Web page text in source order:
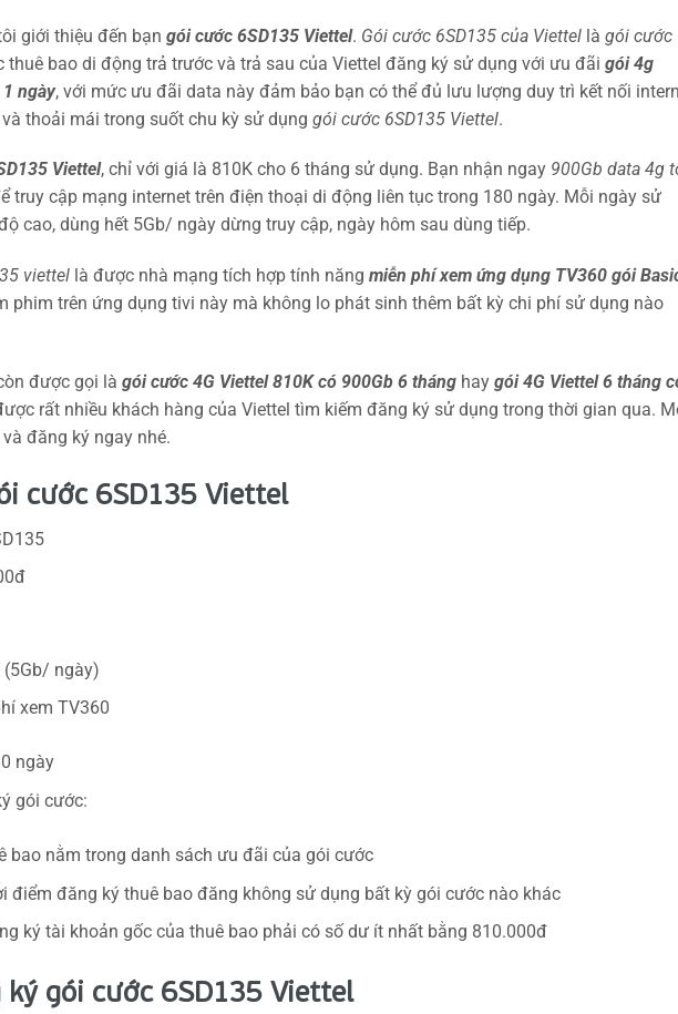
giới thiệu đến bạn gói cước 6SD135 Viettel. Gói cước 6SD135 của Viettel là gói cước
thuê bao di động trả trước và trả sau của Viettel đăng ký sử dụng với ưu đãi gói 4g
ngày, với mức ưu đãi data này đảm bảo bạn có thể đủ lưu lượng duy trì kết nối
thoải mái trong suốt chu kỳ sử dụng gói cước 6SD135 Viettel.
Viettel, chỉ với giá là 810K cho 6 tháng sử dụng. Bạn nhận ngay 900Gb data 4g
truy cập mạng internet trên điện thoại di động liên tục trong 180 ngày. Mỗi ngày sử
cao, dùng hết 5Gb/ ngày dừng truy cập, ngày hôm sau dùng tiếp.
viettel là được nhà mạng tích hợp tính năng miễn phí xem ứng dụng TV360 gói
phim trên ứng dụng tivi này mà không lo phát sinh thêm bất kỳ chi phí sử dụng nào
được gọi là gói cước 4G Viettel 810K có 900Gb 6 tháng hay gói 4G Viettel 6 tháng
rất nhiều khách hàng của Viettel tìm kiếm đăng ký sử dụng trong thời gian qua.
đăng ký ngay nhé.
cước 6SD135 Viettel
(5Gb/ ngày)
xem TV360
ngày
gói cước:
bao nằm trong danh sách ưu đãi của gói cước
điểm đăng ký thuê bao đăng không sử dụng bất kỳ gói cước nào khác
ký tài khoản gốc của thuê bao phải có số dư ít nhất bằng 810.000đ
ký gói cước 6SD135 Viettel